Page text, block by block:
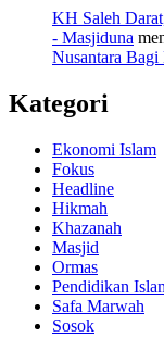
KH Saleh
- Masjiduna
Nusantara Bagi
Kategori
Ekonomi Islam
Fokus
Headline
Hikmah
Khazanah
Masjid
Ormas
Pendidikan
Safa Marwah
Sosok